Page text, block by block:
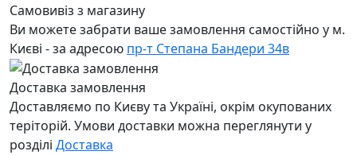
Самовивіз з магазину
Ви можете забрати ваше замовлення самостійно у м.
Києві - за адресою пр-т Степана Бандери 34в
Доставка замовлення
Доставляємо по Києву та Україні, окрім окупованих
теріторій. Умови доставки можна переглянути у
розділі Доставка